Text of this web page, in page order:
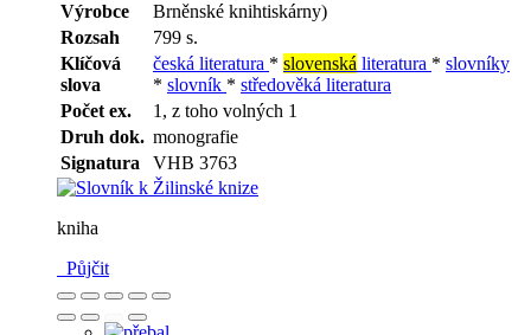
Výrobce
Brněnské knihtiskárny)
Rozsah
799 s.
Klíčová
slova
česká literatura * slovenská literatura * slovníky
* slovník * středověká literatura
Počet ex.
1, z toho volných 1
Druh dok. monografie
Signatura
VHB 3763
kniha
Půjčit